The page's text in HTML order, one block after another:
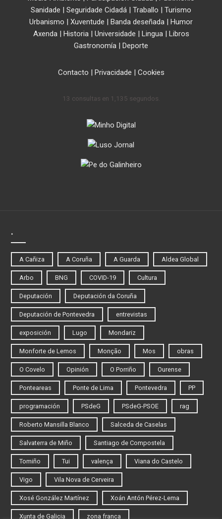
Sanidade | Seguridade Cidadá | Traballo | Turismo
Urbanismo | Xuventude | Banda deseñada | Humor
Axenda| Historia| Universidade | Lingua| Libros
Gastronomía | Deporte
Contacto | Privacidade | Cookies
13 consultas en 1,135 segundos.
.
A Cañiza A Coruña A Guarda Aldea Global
Arbo BNG COVID-19 Cultura
Deputación Deputación da Coruña
Deputación de Pontevedra entrevistas
exposición Lugo Mondariz
Monforte de Lemos Monção Mos obras
O Covelo Opinión O Porriño Ourense
Ponteareas Ponte de Lima Pontevedra PP
programación PSdeG PSdeG-PSOE rag
Roberto Mansilla Blanco Salceda de Caselas
Salvaterra de Miño Santiago de Compostela
Tomiño Tui valença Viana do Castelo
Vigo Vila Nova de Cerveira
Xosé González Martínez Xoán Antón Pérez-Lema
Xunta de Galicia zona franca